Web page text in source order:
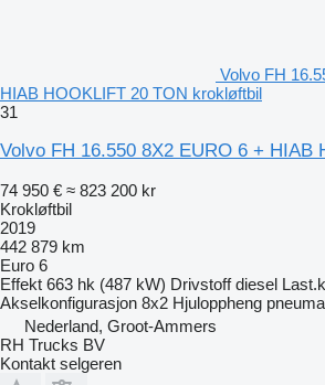
Volvo FH
HIAB HOOKLIFT 20 TON krokløftbil
31
Volvo FH 16.550 8X2 EURO 6 + HIAB
74 950 € ≈ 823 200 kr
Krokløftbil
2019
442 879 km
Euro 6
Effekt 663 hk (487 kW) Drivstoff diesel
Akselkonfigurasjon 8x2 Hjuloppheng
Nederland, Groot-Ammers
RH Trucks BV
Kontakt selgeren